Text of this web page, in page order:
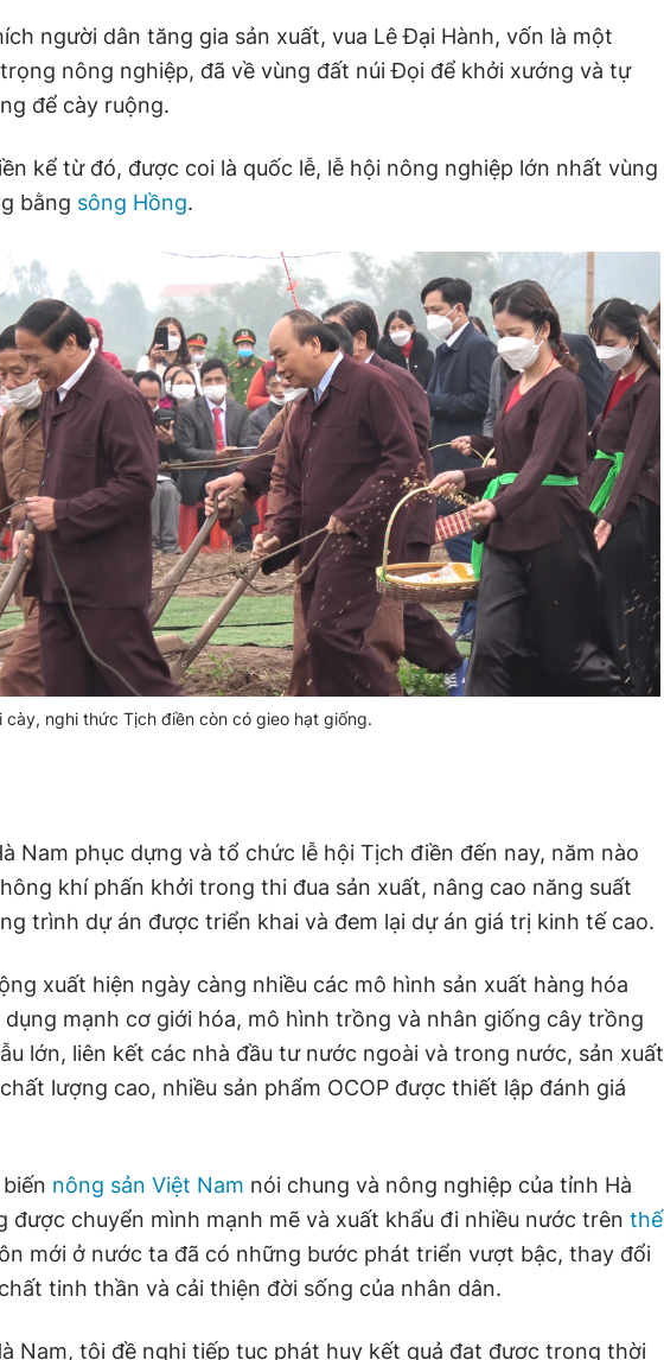
người dân tăng gia sản xuất, vua Lê Đại Hành, vốn là một
nông nghiệp, đã về vùng đất núi Đọi để khởi xướng và tự
để cày ruộng.
kể từ đó, được coi là quốc lễ, lễ hội nông nghiệp lớn nhất vùng
bằng sông Hồng.
cày, nghi thức Tịch điền còn có gieo hạt giống.
Nam phục dựng và tổ chức lễ hội Tịch điền đến nay, năm nào
khí phấn khởi trong thi đua sản xuất, nâng cao năng suất
trình dự án được triển khai và đem lại dự án giá trị kinh tế cao.
xuất hiện ngày càng nhiều các mô hình sản xuất hàng hóa
mạnh cơ giới hóa, mô hình trồng và nhân giống cây trồng
lớn, liên kết các nhà đầu tư nước ngoài và trong nước, sản xuất
lượng cao, nhiều sản phẩm OCOP được thiết lập đánh giá
nông sản Việt Nam nói chung và nông nghiệp của tỉnh Hà
được chuyển mình mạnh mẽ và xuất khẩu đi nhiều nước trên thế
mới ở nước ta đã có những bước phát triển vượt bậc, thay đổi
tinh thần và cải thiện đời sống của nhân dân.
Nam, tôi đề nghị tiếp tục phát huy kết quả đạt được trong thời